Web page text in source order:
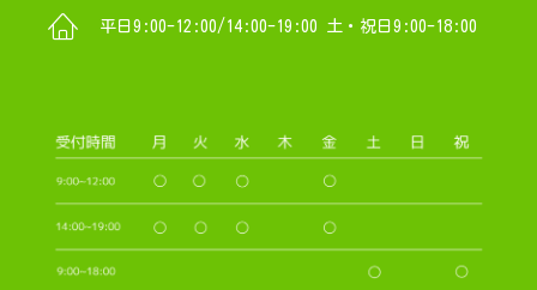
平日9:00-12:00/14:00-19:00 土・祝日9:00-18:00